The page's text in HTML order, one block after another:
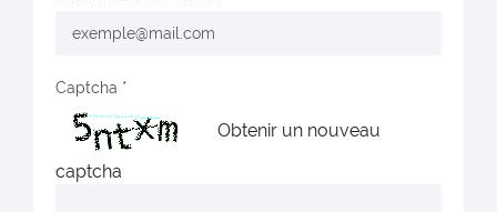
Captcha
Obtenir un nouveau
captcha